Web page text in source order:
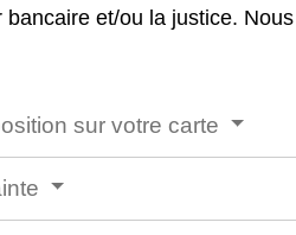
bancaire et/ou la justice.
sur votre carte